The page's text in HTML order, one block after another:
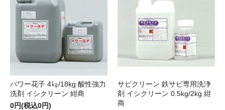
パワー花子 4㎏/18kg 酸性強力
洗剤 イシクリーン 紺商
0円(税込0円)
サビクリーン 鉄サビ専用洗浄
剤 イシクリーン 0.5kg/2kg 紺
商